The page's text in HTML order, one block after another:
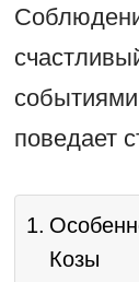
поведает
Козы